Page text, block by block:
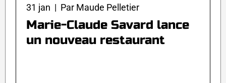
31 jan | Par Maude Pelletier
Marie-Claude Savard lance
un nouveau restaurant